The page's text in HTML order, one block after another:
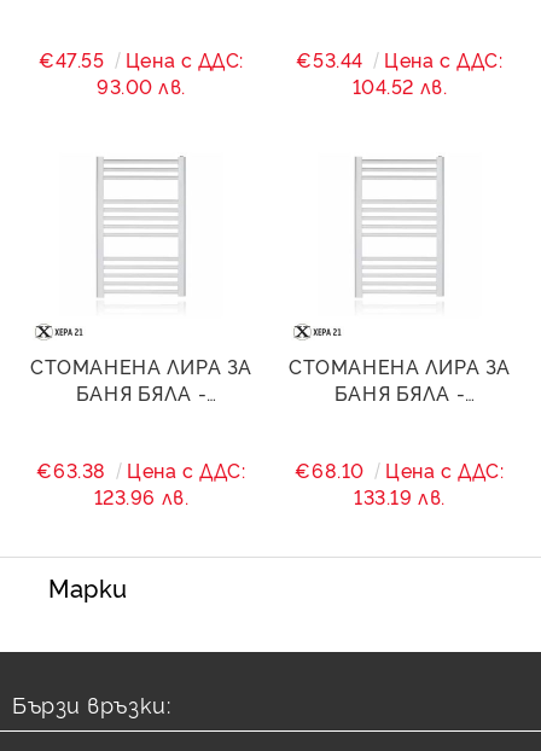
€47.55
Цена с ДДС:
93.00 лв.
€53.44
Цена с ДДС:
104.52 лв.
СТОМАНЕНА ЛИРА ЗА
БАНЯ БЯЛА -
€63.38
Цена с ДДС:
123.96 лв.
СТОМАНЕНА ЛИРА ЗА
БАНЯ БЯЛА -
€68.10
Цена с ДДС:
133.19 лв.
Марки
Бързи връзки: